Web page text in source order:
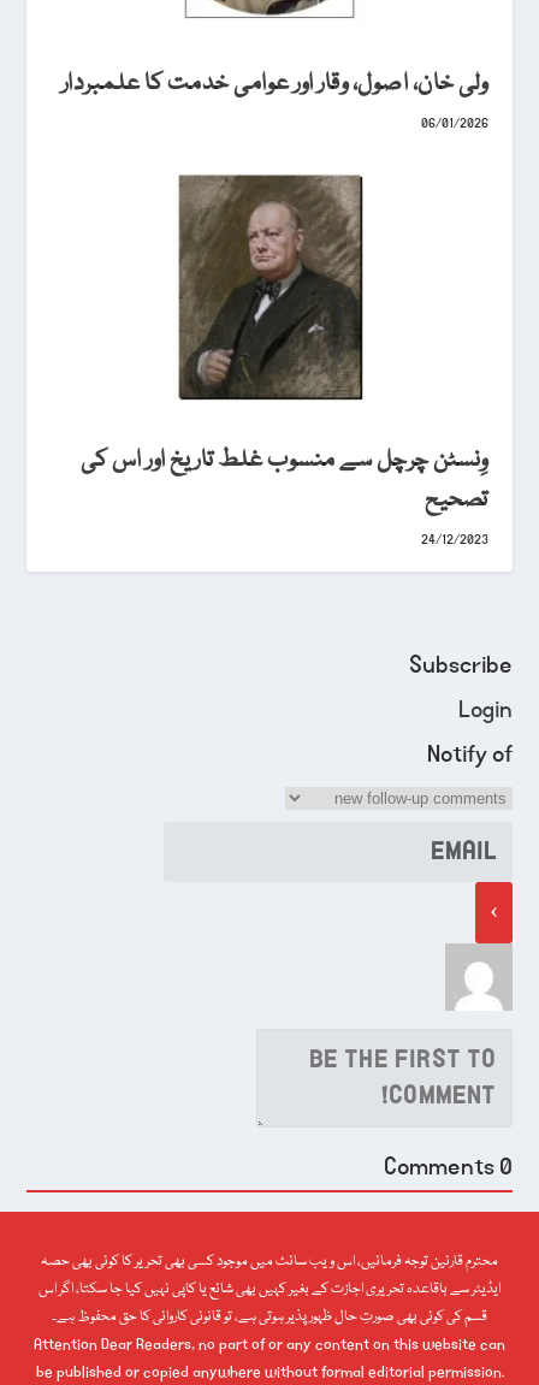
ولی خان، اصول، وقار اور عوامی خدمت کا علمبردار
06/01/2026
وِنسٹن چرچل سے منسوب غلط تاریخ اور اس کی
تصحیح
24/12/2023
Subscribe
Login
Notify of
0
Comments
محترم قارئین توجہ فرمائیں، اس ویب سائٹ میں موجود کسی بھی تحریر کا کوئی بھی حصہ
ایڈیٹر سے باقاعدہ تحریری اجازت کے بغیر کہیں بھی شائع یا کاپی نہیں کیا جا سکتا، اگر اس
قسم کی کوئی بھی صورتِ حال ظہور پذیر ہوتی ہے، تو قانونی کاروائی کا حق محفوظ ہے۔
Attention Dear Readers, no part of or any content on this website can
be published or copied anywhere without formal editorial permission.